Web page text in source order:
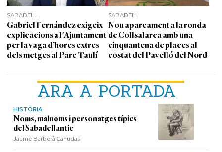
ARA A PORTADA
HISTÒRIA
Noms, malnoms i personatges típics
del Sabadell antic
Jaume Barberà Canudas
SABADELL
Gabriel Fernández exigeix
explicacions a l'Ajuntament
per la vaga d’hores extres
dels metges al Parc Taulí
SABADELL
Nou aparcament a la ronda
de Collsalarca amb una
cinquantena de places al
costat del Pavelló del Nord